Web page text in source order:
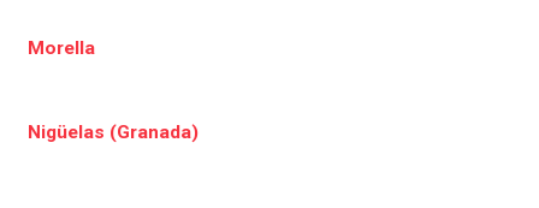
Morella
Nigüelas (Granada)